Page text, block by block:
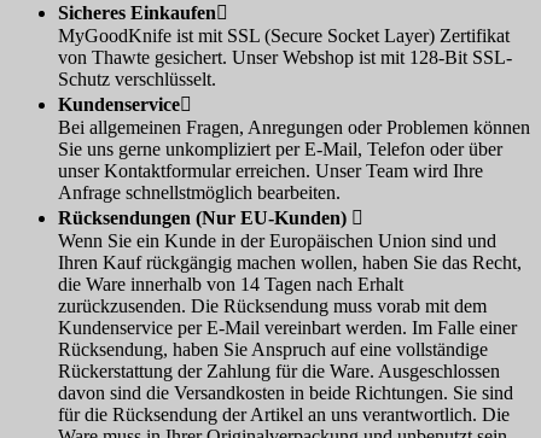
Sicheres Einkaufen
MyGoodKnife ist mit SSL (Secure Socket Layer) Zertifikat
von Thawte gesichert. Unser Webshop ist mit 128-Bit SSL-
Schutz verschlüsselt.
Kundenservice
Bei allgemeinen Fragen, Anregungen oder Problemen können
Sie uns gerne unkompliziert per E-Mail, Telefon oder über
unser Kontaktformular erreichen. Unser Team wird Ihre
Anfrage schnellstmöglich bearbeiten.
Rücksendungen (Nur EU-Kunden) 
Wenn Sie ein Kunde in der Europäischen Union sind und
Ihren Kauf rückgängig machen wollen, haben Sie das Recht,
die Ware innerhalb von 14 Tagen nach Erhalt
zurückzusenden. Die Rücksendung muss vorab mit dem
Kundenservice per E-Mail vereinbart werden. Im Falle einer
Rücksendung, haben Sie Anspruch auf eine vollständige
Rückerstattung der Zahlung für die Ware. Ausgeschlossen
davon sind die Versandkosten in beide Richtungen. Sie sind
für die Rücksendung der Artikel an uns verantwortlich. Die